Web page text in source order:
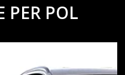
PER POL